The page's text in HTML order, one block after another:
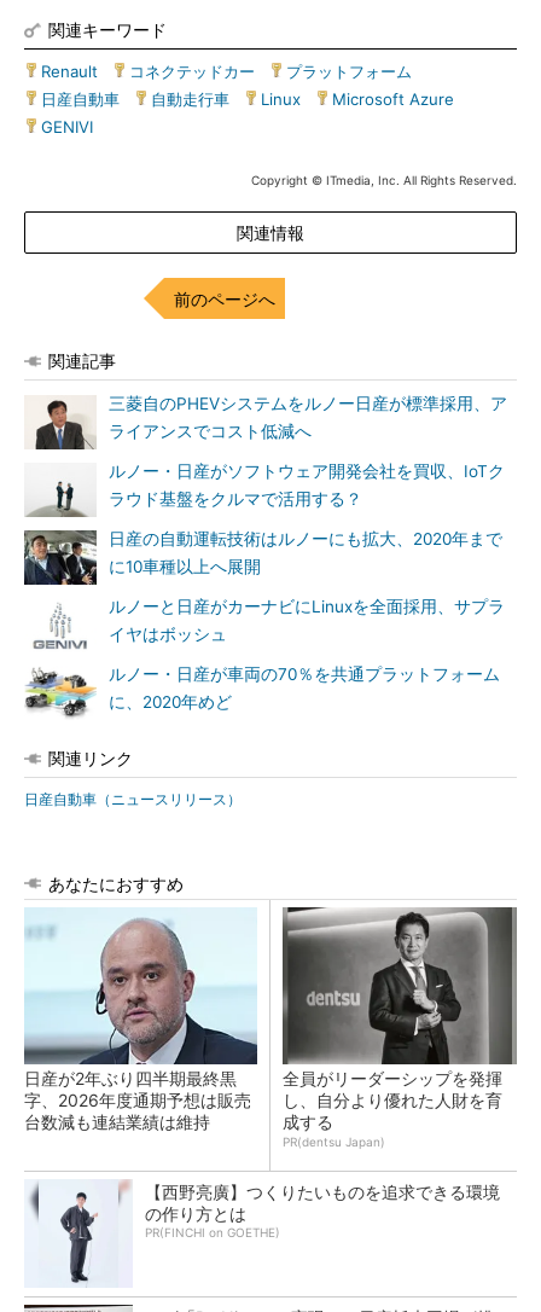
関連キーワード
Renault コネクテッドカー プラットフォーム
日産自動車
自動走行車 Linux Microsoft Azure
GENIVI
Copyright © ITmedia, Inc. All Rights Reserved.
関連情報
前のページへ
関連記事
三菱自のPHEVシステムをルノー日産が標準採用、ア
ライアンスでコスト低減へ
ルノー・日産がソフトウェア開発会社を買収、IoTク
ラウド基盤をクルマで活用する？
日産の自動運転技術はルノーにも拡大、2020年まで
に10車種以上へ展開
ルノーと日産がカーナビにLinuxを全面採用、サプラ
イヤはボッシュ
ルノー・日産が車両の70％を共通プラットフォーム
に、2020年めど
関連リンク
日産自動車（ニュースリリース）
あなたにおすすめ
日産が2年ぶり四半期最終黒
字、2026年度通期予想は販売
台数減も連結業績は維持
全員がリーダーシップを発揮
し、自分より優れた人財を育
成する
PR(dentsu Japan)
【西野亮廣】つくりたいものを追求できる環境
の作り方とは
PR(FINCHI on GOETHE)